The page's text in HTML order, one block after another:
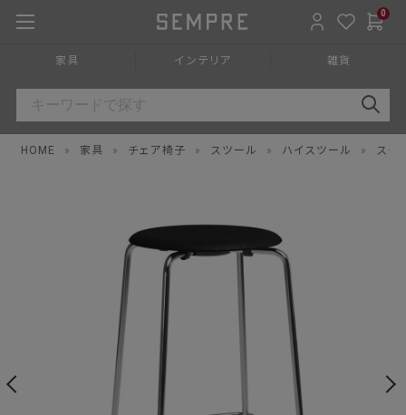
0
家具 インテリア 雑貨
HOME » 家具 » チェア椅子 » スツール » ハイスツール » スチ